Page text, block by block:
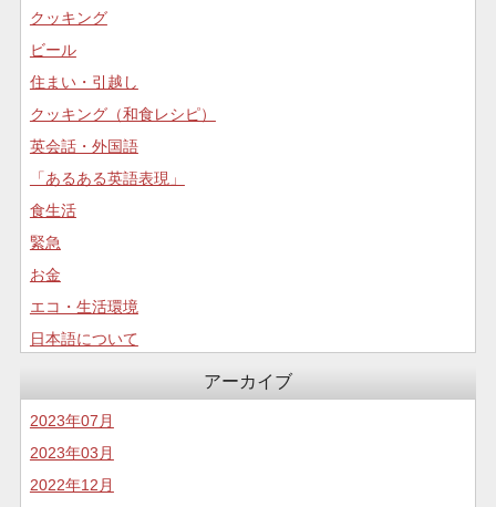
クッキング
ビール
住まい・引越し
クッキング（和食レシピ）
英会話・外国語
「あるある英語表現」
食生活
緊急
お金
エコ・生活環境
日本語について
食生活
アーカイブ
2023年07月
2023年03月
2022年12月